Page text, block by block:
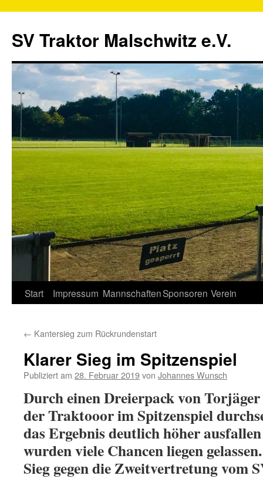
SV Traktor Malschwitz e.V.
Springe
Inhalt
Start Impressum MannschaftenSponsoren Verein
← Kantersieg zum Rückrundenstart
Klarer Sieg im Spitzenspiel
Publiziert am 28. Februar 2019von Johannes Wunsch
Durch einen Dreierpack von
der Traktooor im Spitzenspiel
das Ergebnis deutlich höher
wurden viele Chancen liegen
Sieg gegen die Zweitvertretung vom